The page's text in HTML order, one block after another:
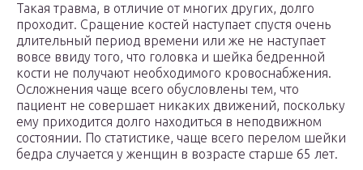
Такая травма, в отличие от многих других, долго
проходит. Сращение костей наступает спустя очень
длительный период времени или же не наступает
вовсе ввиду того, что головка и шейка бедренной
кости не получают необходимого кровоснабжения.
Осложнения чаще всего обусловлены тем, что
пациент не совершает никаких движений, поскольку
ему приходится долго находиться в неподвижном
состоянии. По статистике, чаще всего перелом шейки
бедра случается у женщин в возрасте старше 65 лет.